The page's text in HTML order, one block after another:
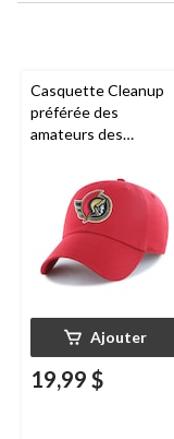
Casquette Cleanup
préférée des
amateurs des
de la LNH, adulte
Ajouter
19,99 $